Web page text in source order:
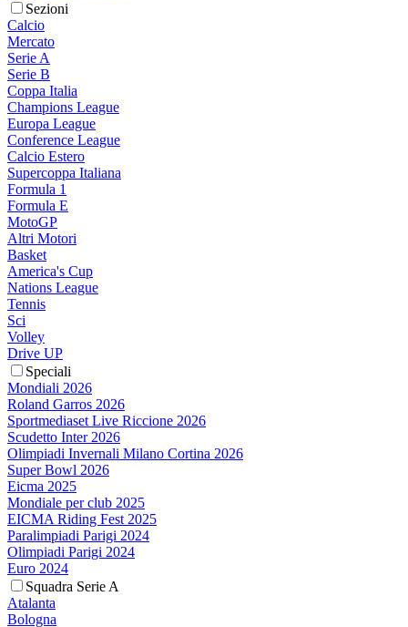
Sezioni
Calcio
Mercato
Serie A
Serie B
Coppa Italia
Champions League
Europa League
Conference League
Calcio Estero
Supercoppa Italiana
Formula 1
Formula E
MotoGP
Altri Motori
Basket
America's Cup
Nations League
Tennis
Sci
Volley
Drive UP
Speciali
Mondiali 2026
Roland Garros 2026
Sportmediaset Live Riccione 2026
Scudetto Inter 2026
Olimpiadi Invernali Milano Cortina 2026
Super Bowl 2026
Eicma 2025
Mondiale per club 2025
EICMA Riding Fest 2025
Paralimpiadi Parigi 2024
Olimpiadi Parigi 2024
Euro 2024
Squadra Serie A
Atalanta
Bologna